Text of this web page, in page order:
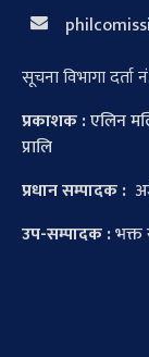
सूचना विभागा
प्रकाशक :एलिन
प्रालि
प्रधान सम्पादक :
उप-सम्पादक :भक्त